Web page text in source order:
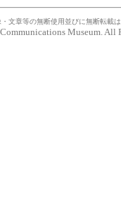
文章等の無断使用並びに無断転載
Museum. All